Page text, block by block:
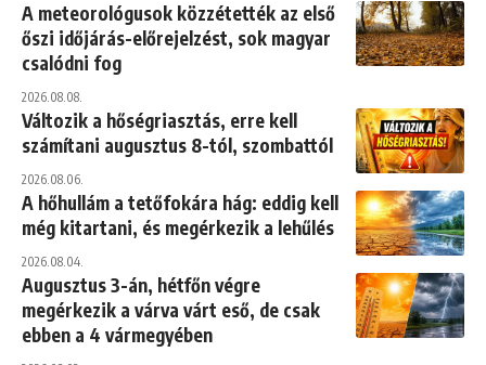
A meteorológusok közzétették az első
őszi időjárás-előrejelzést, sok magyar
csalódni fog
2026.08.08.
Változik a hőségriasztás, erre kell
számítani augusztus 8-tól, szombattól
2026.08.06.
A hőhullám a tetőfokára hág: eddig kell
még kitartani, és megérkezik a lehűlés
2026.08.04.
Augusztus 3-án, hétfőn végre
megérkezik a várva várt eső, de csak
ebben a 4 vármegyében